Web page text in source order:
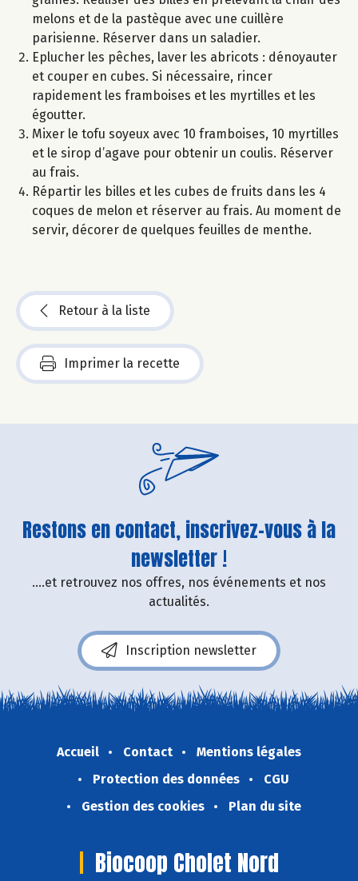
melons et de la pastèque avec une cuillère
parisienne. Réserver dans un saladier.
Eplucher les pêches, laver les abricots : dénoyauter
et couper en cubes. Si nécessaire, rincer
rapidement les framboises et les myrtilles et les
égoutter.
Mixer le tofu soyeux avec 10 framboises, 10 myrtilles
et le sirop d’agave pour obtenir un coulis. Réserver
au frais.
Répartir les billes et les cubes de fruits dans les 4
coques de melon et réserver au frais. Au moment de
servir, décorer de quelques feuilles de menthe.
Retour à la liste
Imprimer la recette
Restons en contact, inscrivez-vous à la
newsletter !
....et retrouvez nos offres, nos événements et nos
actualités.
Inscription newsletter
Accueil Contact
Mentions légales
Protection des données
CGU
Gestion des cookies
Plan du site
Biocoop Cholet Nord